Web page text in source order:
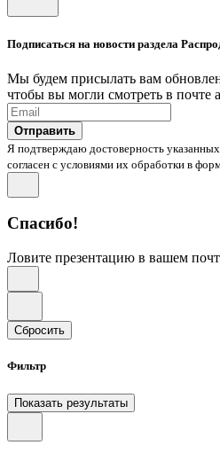
Подписаться на новости раздела
Мы будем присылать вам
чтобы вы могли смотреть в почте
Отправить
Я подтверждаю достоверность
согласен с условиями их обработки в
Спасибо!
Ловите презентацию в вашем
Сбросить
Фильтр
Показать результаты